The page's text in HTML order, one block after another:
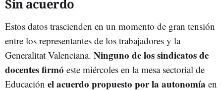
Sin acuerdo
Estos datos trascienden en un momento de gran tensión
entre los representantes de los trabajadores y la
Generalitat Valenciana. Ninguno de los sindicatos de
docentes firmó este miércoles en la mesa sectorial de
Educación el acuerdo propuesto por la autonomía en